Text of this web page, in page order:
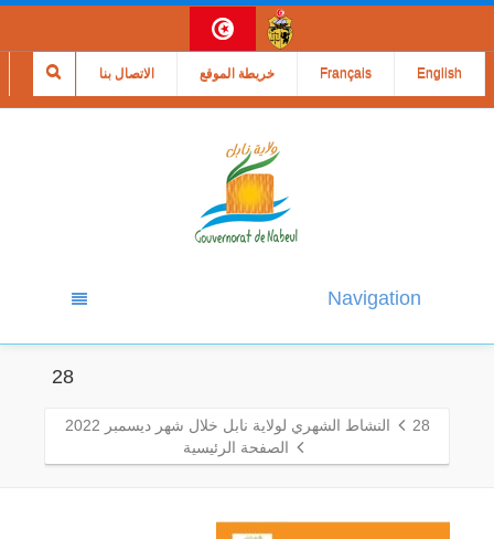
الاتصال بنا خريطة الموقع Français English
Navigation
28
28
النشاط الشهري لولاية نابل خلال شهر ديسمبر 2022
الصفحة الرئيسية